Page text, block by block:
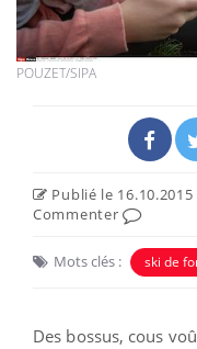
POUZET/SIPA
Publié le 16.10.2015
Commenter
Mots clés : ski de
Des bossus, cous